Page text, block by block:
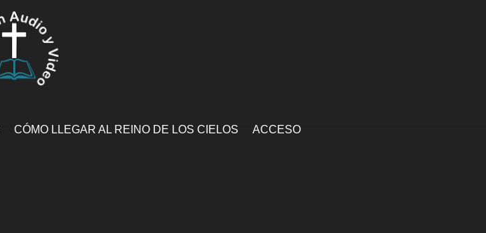
CÓMO LLEGAR AL REINO DE LOS CIELOS ACCESO